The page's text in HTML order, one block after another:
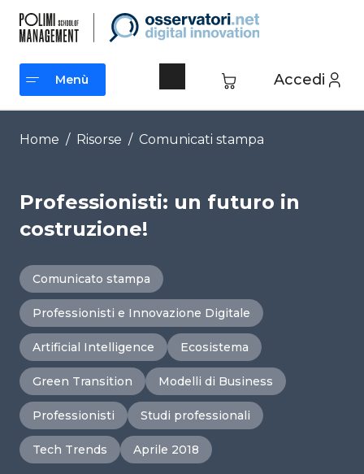
contenuto
Accedi
Menù
Menù
Home / Risorse / Comunicati stampa
Professionisti: un futuro in
costruzione!
Comunicato stampa
Professionisti e Innovazione Digitale
Artificial Intelligence Ecosistema
Green Transition Modelli di Business
Professionisti Studi professionali
Tech Trends Aprile 2018